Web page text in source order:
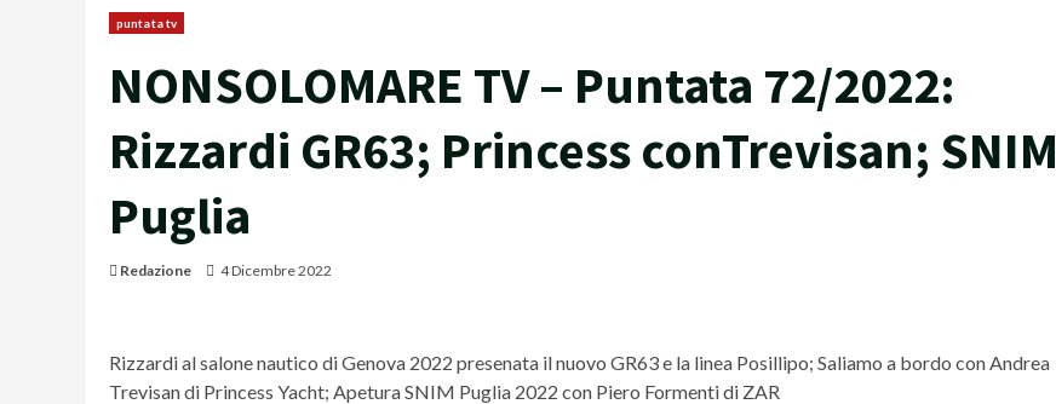
puntata tv
NONSOLOMARE TV – Puntata 72/2022:
Rizzardi GR63; Princess conTrevisan; SNIM
Puglia
Redazione 4 Dicembre 2022
Rizzardi al salone nautico di Genova 2022 presenata il nuovo GR63 e la linea Posillipo; Saliamo a bordo con Andrea
Trevisan di Princess Yacht; Apetura SNIM Puglia 2022 con Piero Formenti di ZAR